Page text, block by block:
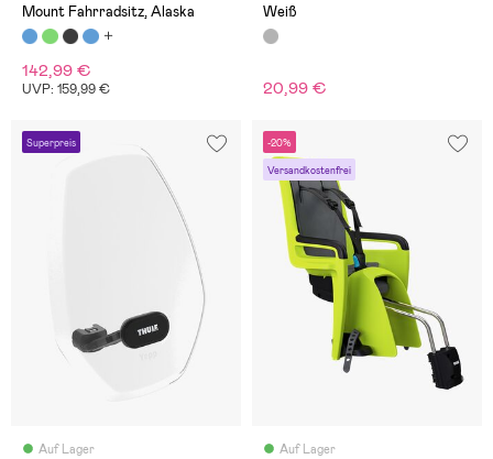
Mount Fahrradsitz, Alaska
142,99 €
UVP: 159,99 €
Weiß
20,99 €
Superpreis
Auf Lager
-20%
Versandkostenfrei
Auf Lager